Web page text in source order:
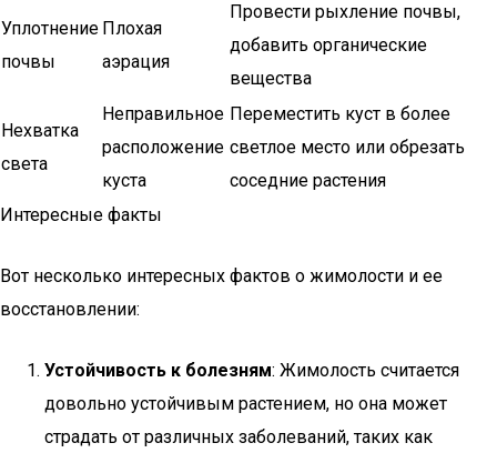
Уплотнение
почвы
Плохая
аэрация
Провести рыхление почвы,
добавить органические
вещества
Нехватка
света
Неправильное
расположение
куста
Переместить куст в более
светлое место или обрезать
соседние растения
Интересные факты
Вот несколько интересных фактов о жимолости и ее
восстановлении:
Устойчивость к болезням: Жимолость считается
довольно устойчивым растением, но она может
страдать от различных заболеваний, таких как